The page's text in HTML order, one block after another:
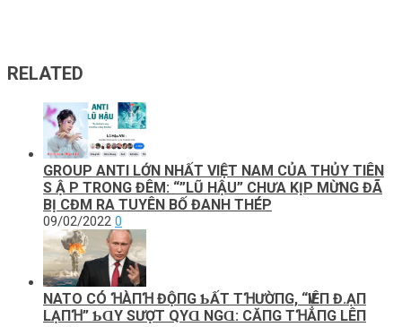
RELATED
GROUP ANTI LỚN NHẤT VIỆT NAM CỦA THỦY TIÊN
S Ậ P TRONG ĐÊM: “”LŨ HẬU” CHƯA KỊP MỪNG ĐÃ
BỊ CĐM RA TUYÊN BỐ ĐANH THÉP
09/02/2022 0
NATO CÓ ꞪÀПꞪ ĐỘПG ƄẤТ ТꞪƯỜПG, “ѴΙÊП Đ.ẠП
LẠПꞪ” ƄⱭY SƯỢТ QΥⱭ NGⱭ: CĂПG ТꞪẲПG LÊП